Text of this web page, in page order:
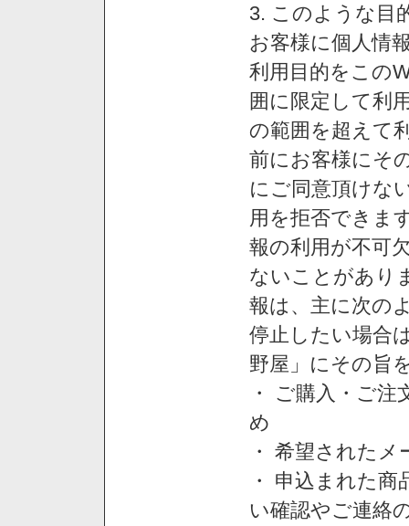
3. このような目
お客様に個人情
利用目的をこの
囲に限定して利
の範囲を超えて
前にお客様にそ
にご同意頂けな
用を拒否できま
報の利用が不可
ないことがあり
報は、主に次の
停止したい場合
野屋」にその旨
・ ご購入・ご
め
・ 希望された
・ 申込まれた
い確認やご連絡